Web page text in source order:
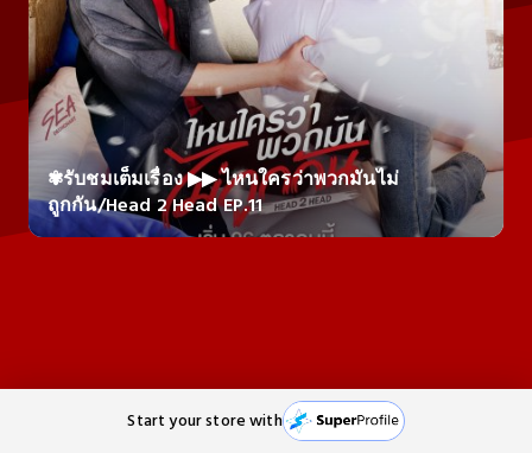
✾รับชมเต็มเรื่อง ▶▶ ไหนใครว่าพวกมันไม่
ถูกกัน/Head 2 Head EP.11